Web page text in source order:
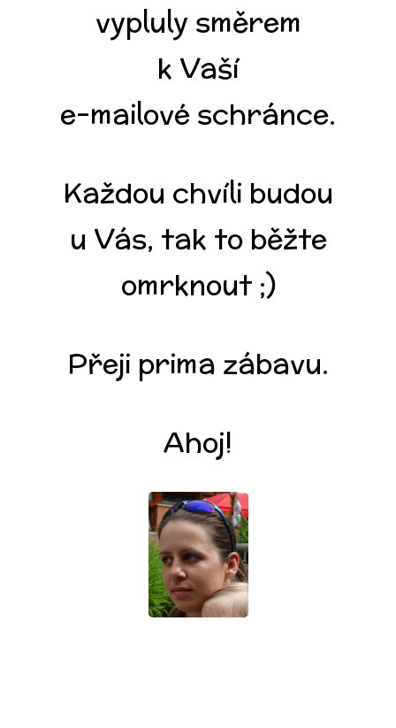
vypluly směrem
k Vaší
e-mailové schránce.
Každou chvíli budou
u Vás, tak to běžte
omrknout ;)
Přeji prima zábavu.
Ahoj!